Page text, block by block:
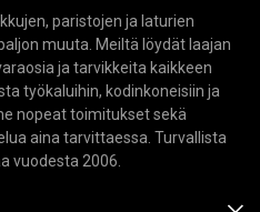
paristojen ja laturien
muuta. Meiltä löydät laajan
ja tarvikkeita kaikkeen
työkaluihin, kodinkoneisiin ja
nopeat toimitukset sekä
aina tarvittaessa. Turvallista
vuodesta 2006.